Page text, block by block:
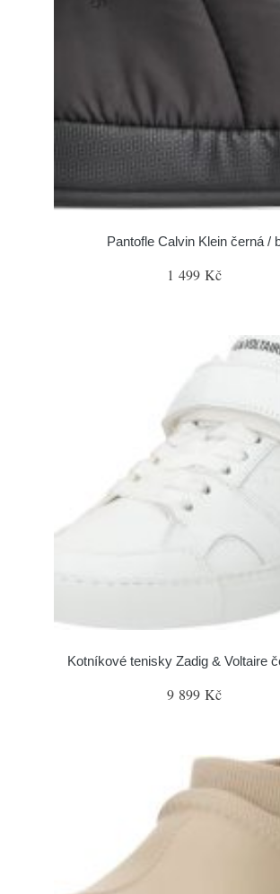
Pantofle Calvin Klein černá /
1 499 Kč
Kotníkové tenisky Zadig & Voltaire
9 899 Kč